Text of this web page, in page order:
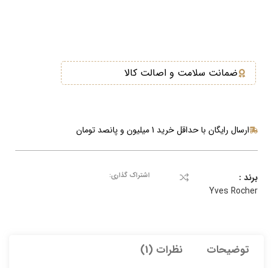
ضمانت سلامت و اصالت کالا
ارسال رایگان با حداقل خرید 1 میلیون و پانصد تومان
برند :
Yves Rocher
اشتراک گذاری:
توضیحات نظرات (1)